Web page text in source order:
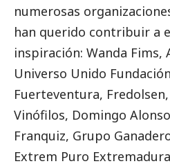
numerosas
han querido contribuir a
inspiración: Wanda Fims,
Universo Unido
Fuerteventura,
Vinófilos, Domingo
Franquiz, Grupo
Extrem Puro